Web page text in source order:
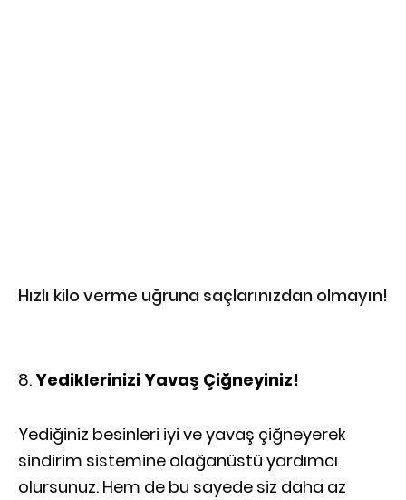
Hızlı kilo verme uğruna saçlarınızdan olmayın!
Yediklerinizi Yavaş Çiğneyiniz!
Yediğiniz besinleri iyi ve yavaş çiğneyerek
sindirim sistemine olağanüstü yardımcı
olursunuz. Hem de bu sayede siz daha az